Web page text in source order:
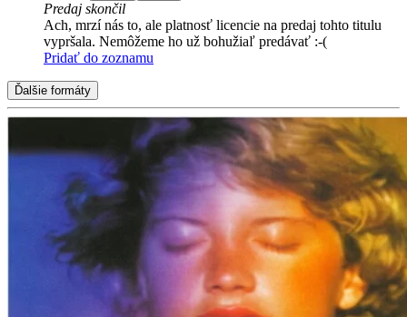
Predaj skončil
Ach, mrzí nás to, ale platnosť licencie na predaj tohto titulu
vypršala. Nemôžeme ho už bohužiaľ predávať :-(
Pridať do zoznamu
Ďalšie formáty